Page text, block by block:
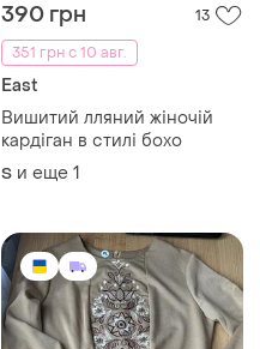
390 грн
13
351 грн с 10 авг.
East
Вишитий лляний жіночій
кардіган в стилі бохо
S и еще 1